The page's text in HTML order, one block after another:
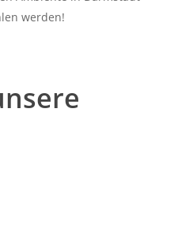
werden!